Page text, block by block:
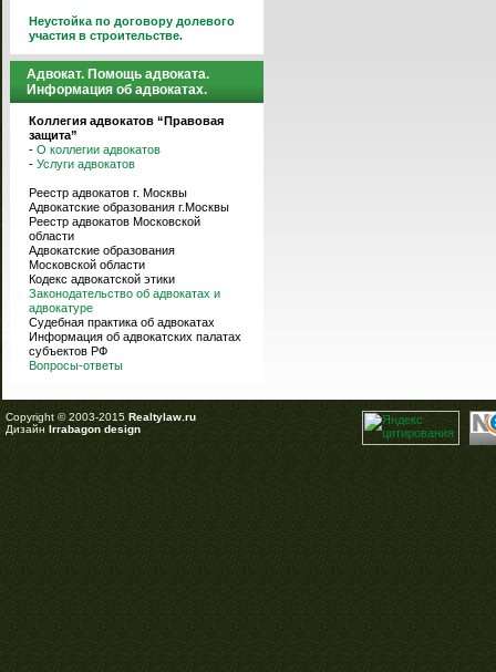
Неустойка по договору долевого
участия в строительстве.
Адвокат. Помощь адвоката.
Информация об адвокатах.
Коллегия адвокатов “Правовая
защита”
- О коллегии адвокатов
- Услуги адвокатов
Реестр адвокатов г. Москвы
Адвокатские образования г.Москвы
Реестр адвокатов Московской
области
Адвокатские образования
Московской области
Кодекс адвокатской этики
Законодательство об адвокатах и
адвокатуре
Судебная практика об адвокатах
Информация об адвокатских палатах
субъектов РФ
Вопросы-ответы
Copyright © 2003-2015 Realtylaw.ru
Дизайн Irrabagon design